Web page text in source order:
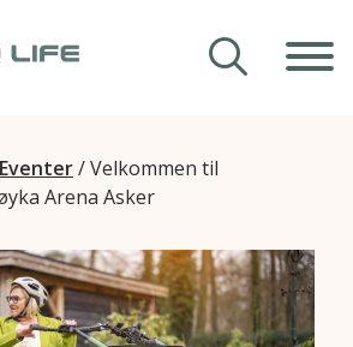
Eventer/Velkommen til
Arena Asker